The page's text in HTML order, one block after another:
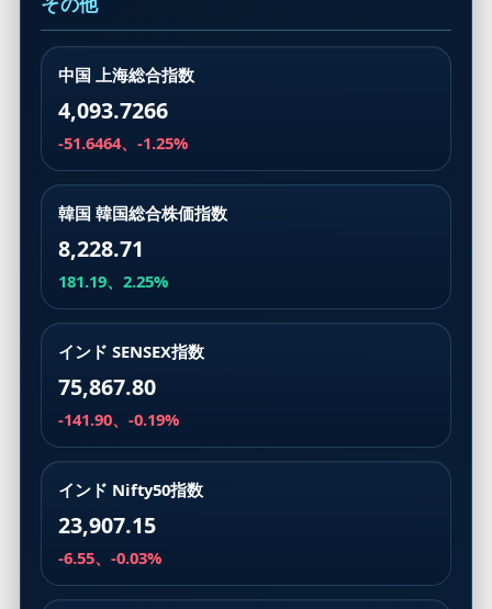
中国 上海総合指数
4,093.7266
-51.6464、-1.25%
韓国 韓国総合株価指数
8,228.71
181.19、2.25%
インド SENSEX指数
75,867.80
-141.90、-0.19%
インド Nifty50指数
23,907.15
-6.55、-0.03%